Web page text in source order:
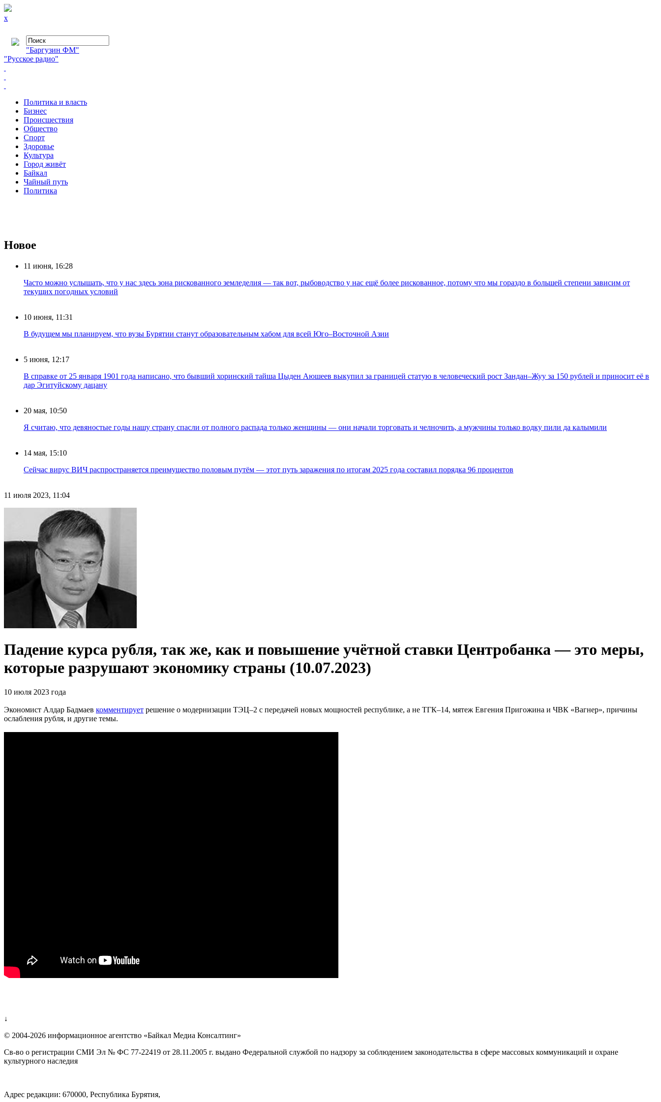
x
"Баргузин ФМ"
"Русское радио"
Политика и власть
Бизнес
Происшествия
Общество
Cпорт
Здоровье
Культура
Город живёт
Байкал
Чайный путь
Политика
Новое
11 июня, 16:28
Часто можно услышать, что у нас здесь зона рискованного земледелия — так вот, рыбоводство у нас ещё более рискованное, потому что мы гораздо в большей степени зависим от
текущих погодных условий
10 июня, 11:31
В будущем мы планируем, что вузы Бурятии станут образовательным хабом для всей Юго–Восточной Азии
5 июня, 12:17
В справке от 25 января 1901 года написано, что бывший хоринский тайша Цыден Аюшеев выкупил за границей статую в человеческий рост Зандан–Жуу за 150 рублей и приносит её в
дар Эгитуйскому дацану
20 мая, 10:50
Я считаю, что девяностые годы нашу страну спасли от полного распада только женщины — они начали торговать и челночить, а мужчины только водку пили да калымили
14 мая, 15:10
Сейчас вирус ВИЧ распространяется преимущество половым путём — этот путь заражения по итогам 2025 года составил порядка 96 процентов
11 июля 2023, 11:04
Падение курса рубля, так же, как и повышение учётной ставки Центробанка — это меры,
которые разрушают экономику страны (10.07.2023)
10 июля 2023 года
Экономист Алдар Бадмаев комментирует решение о модернизации ТЭЦ–2 с передачей новых мощностей республике, а не ТГК–14, мятеж Евгения Пригожина и ЧВК «Вагнер», причины
ослабления рубля, и другие темы.
↓
© 2004-2026 информационное агентство «Байкал Медиа Консалтинг»
Св-во о регистрации СМИ Эл № ФС 77-22419 от 28.11.2005 г. выдано Федеральной службой по надзору за соблюдением законодательства в сфере массовых коммуникаций и охране
культурного наследия
Адрес редакции: 670000, Республика Бурятия,